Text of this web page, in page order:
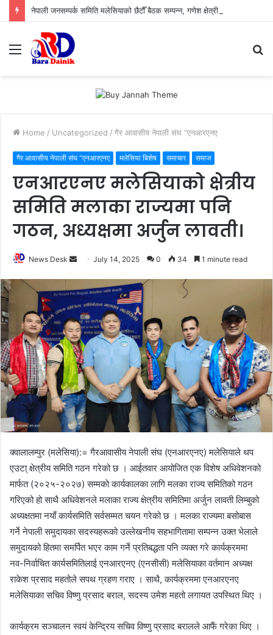
Menu
Home / Uncategorized / गैर आवासीय नेपाली संघ “एनआरएनए
गैर आवासीय नेपाली संघ “एनआरएनए मलेसिया बिशेष समाचार समाज
एनआरएनए मलेसियाको क्षेत्रीय
समिति मलाका राज्यमा पनि
गठन, अध्यक्षमा अर्जुन लावती।
News Desk
n
d
a
n
e
m
a
i
l
July 14, 2025 0 34 1 minute read
क्वालालम्पुर (मलेसिया):= गैरआवासीय नेपाली संघ (एनआरएनए) मलेसियाले थप
एउटा् क्षेत्रीय समिति गठन गरेको छ । आईतवार आयोजित एक विशेष अधिवेशनको
मार्फत (२०२५-२०२७) सम्मकाे कार्यकालका लागि मलका राज्य समितिको गठन
गरिएको हो साथै अधिवेशनले मलाका राज्य क्षेत्रीय समितिमा अर्जुन लावती लिम्बुको
अध्यक्षतमा नयाँ कार्यसमिति सर्वसम्मत चयन गरेको छ । मलका राज्यमा बसोबास
गर्ने नेपाली समुदायका सदस्यहरूको उल्लेखनीय सहभागितामा सम्पन्न उक्त भेलाले
समुदायको हितमा समर्पित भएर काम गर्ने प्रतिबद्धता पनि व्यक्त गरे कार्यक्रममा
नव-निर्वाचित कार्यसमितिलाई एनआरएनए (एनसीसी) मलेसियाका वर्तमान अध्यक्ष
राकेश प्रसाद महतोले सपथ ग्रहण गराए । साथै, कार्यक्रममा एनआरएनए
मलेसियाका सचिव विष्णु प्रसाद बराल, सदस्य उमेश महतो लगायत उपस्थित थिए ।
कार्यक्रम सञ्चालन स्वयं केन्द्रिय सचिव विष्णु प्रसाद बरालले आफैं गरेका थिए ।